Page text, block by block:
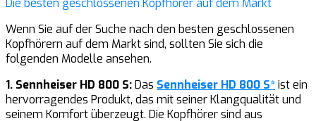
Die besten geschlossenen Kopfhörer auf dem Markt
Wenn Sie auf der Suche nach den besten geschlossenen
Kopfhörern auf dem Markt sind, sollten Sie sich die
folgenden Modelle ansehen.
1. Sennheiser HD 800 S:Das Sennheiser HD 800 S*ist ein
hervorragendes Produkt, das mit seiner Klangqualität und
seinem Komfort überzeugt. Die Kopfhörer sind aus